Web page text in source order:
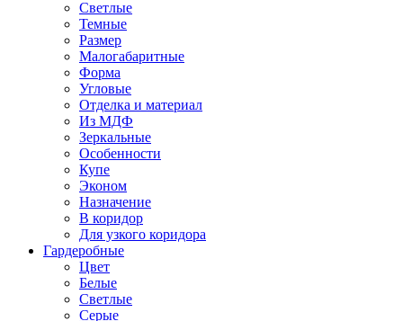
Светлые
Темные
Размер
Малогабаритные
Форма
Угловые
Отделка и материал
Из МДФ
Зеркальные
Особенности
Купе
Эконом
Назначение
В коридор
Для узкого коридора
Гардеробные
Цвет
Белые
Светлые
Серые